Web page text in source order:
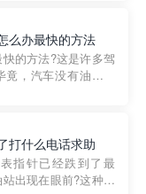
油的紧急情况。 首
穿...
么办最快的方法
的方法?这是许多驾
，汽车没有油就无
解决汽车没油问题
...
打什么电话求助
指针已经跌到了最
出现在眼前?这种情